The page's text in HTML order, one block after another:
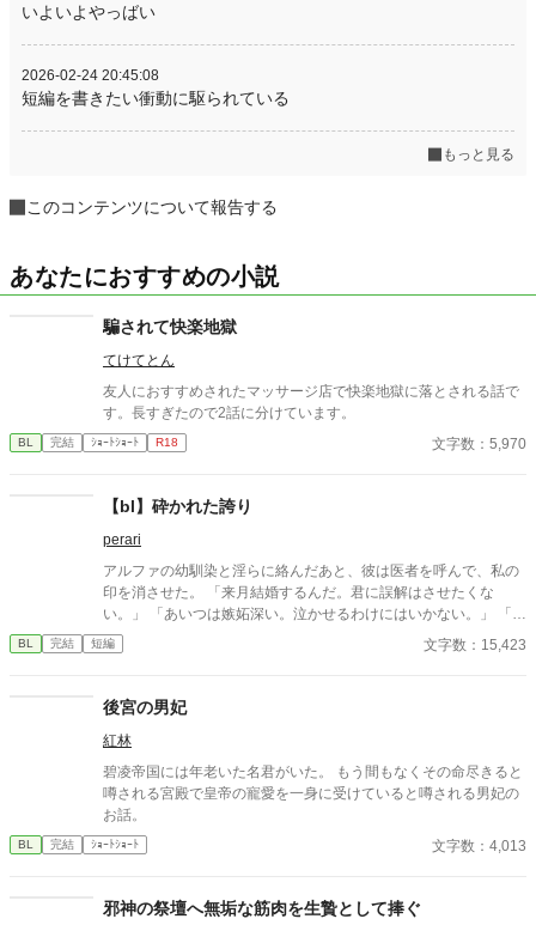
いよいよやっばい
2026-02-24 20:45:08
短編を書きたい衝動に駆られている
もっと見る
このコンテンツについて報告する
あなたにおすすめの小説
騙されて快楽地獄
てけてとん
友人におすすめされたマッサージ店で快楽地獄に落とされる話で
す。長すぎたので2話に分けています。
BL 完結 ｼｮｰﾄｼｮｰﾄ R18 文字数：5,970
【bl】砕かれた誇り
perari
アルファの幼馴染と淫らに絡んだあと、彼は医者を呼んで、私の
印を消させた。 「来月結婚するんだ。君に誤解はさせたくな
い。」 「あいつは嫉妬深い。泣かせるわけにはいかない。」 「君
ももう年頃の残り物のオメガだろ？ 俺の印をつけたまま、他の
アルファとお見合いするなんてありえない。」 彼は冷たく、けれ
す。 「長い間、俺に従ってきたんだから、君を傷つけたりはしな
い。」 「結婚の日には招待状を送る。必ず来て、席につけよ。」
--- いくつかのコメントを拝見し、大変申し訳なく思っておりま
す。 私は現在日本語を勉強しており、この文章はAI作品ではあり
ませんが、 一部に翻訳ソフトを使用しています。 もし読んでくだ
さる中で日本語のおかしな点をご指摘いただけましたら、 本当に
BL 完結 短編 文字数：15,423
後宮の男妃
紅林
碧凌帝国には年老いた名君がいた。 もう間もなくその命尽きると
噂される宮殿で皇帝の寵愛を一身に受けていると噂される男妃の
お話。
BL 完結 ｼｮｰﾄｼｮｰﾄ 文字数：4,013
邪神の祭壇へ無垢な筋肉を生贄として捧ぐ